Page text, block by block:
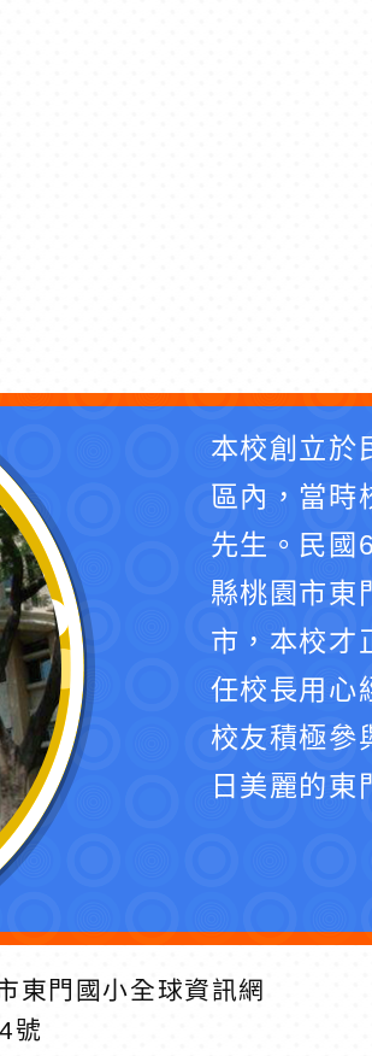
本校創立於
區內，當時
先生。民國
縣桃園市東
市，本校才
任校長用心
校友積極參
日美麗的東
東門國小全球資訊網
號